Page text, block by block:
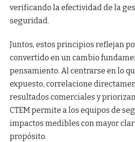
verificando la efectividad de la
seguridad.
Juntos, estos principios reflejan
convertido en un cambio
pensamiento. Al centrarse en lo
expuesto, correlacione
resultados comerciales y
CTEM permite a los equipos de
impactos medibles con mayor
propósito.